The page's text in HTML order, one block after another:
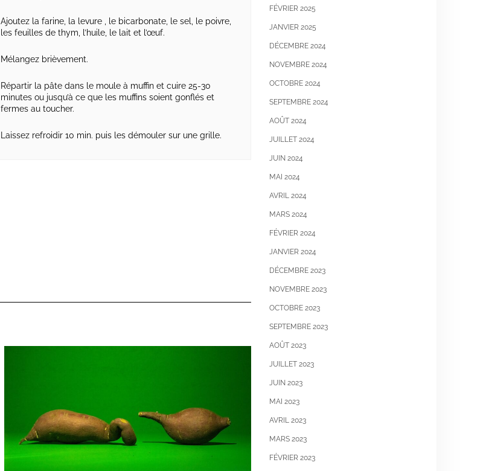
Ajoutez la farine, la levure , le bicarbonate, le sel, le poivre,
les feuilles de thym, l’huile, le lait et l’œuf.
Mélangez brièvement.
Répartir la pâte dans le moule à muffin et cuire 25-30
minutes ou jusqu’à ce que les muffins soient gonflés et
fermes au toucher.
Laissez refroidir 10 min. puis les démouler sur une grille.
FÉVRIER 2025
JANVIER 2025
DÉCEMBRE 2024
NOVEMBRE 2024
OCTOBRE 2024
SEPTEMBRE 2024
AOÛT 2024
JUILLET 2024
JUIN 2024
MAI 2024
AVRIL 2024
MARS 2024
FÉVRIER 2024
JANVIER 2024
DÉCEMBRE 2023
NOVEMBRE 2023
OCTOBRE 2023
SEPTEMBRE 2023
AOÛT 2023
JUILLET 2023
JUIN 2023
MAI 2023
AVRIL 2023
MARS 2023
FÉVRIER 2023